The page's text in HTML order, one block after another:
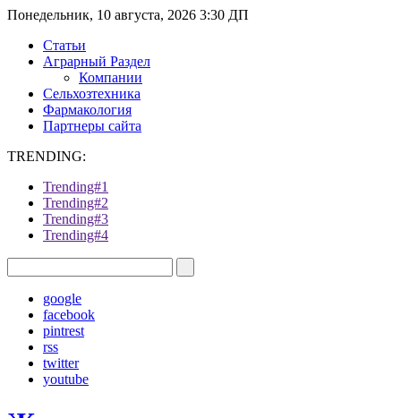
Понедельник, 10 августа, 2026 3:30 ДП
Статьи
Аграрный Раздел
Компании
Сельхозтехника
Фармакология
Партнеры сайта
TRENDING:
Trending#1
Trending#2
Trending#3
Trending#4
google
facebook
pintrest
rss
twitter
youtube